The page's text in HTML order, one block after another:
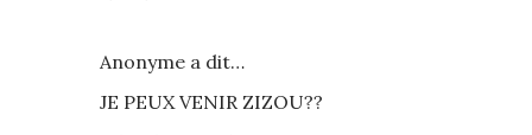
Anonyme a dit…
JE PEUX VENIR ZIZOU??